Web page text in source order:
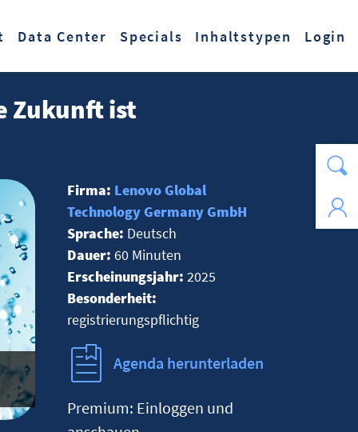
Data Center Specials Inhaltstypen Login
Zukunft ist
Firma: Lenovo Global
Technology Germany GmbH
Sprache: Deutsch
Dauer: 60 Minuten
Erscheinungsjahr: 2025
Besonderheit:
registrierungspflichtig
Agenda herunterladen
Premium: Einloggen und